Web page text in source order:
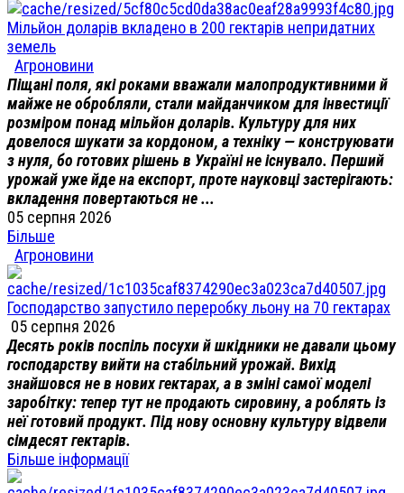
Мільйон доларів вкладено в 200 гектарів непридатних
земель
Агроновини
Піщані поля, які роками вважали малопродуктивними й
майже не обробляли, стали майданчиком для інвестиції
розміром понад мільйон доларів. Культуру для них
довелося шукати за кордоном, а техніку — конструювати
з нуля, бо готових рішень в Україні не існувало. Перший
урожай уже йде на експорт, проте науковці застерігають:
вкладення повертаються не ...
05 серпня 2026
Більше
Агроновини
Господарство запустило переробку льону на 70 гектарах
05 серпня 2026
Десять років поспіль посухи й шкідники не давали цьому
господарству вийти на стабільний урожай. Вихід
знайшовся не в нових гектарах, а в зміні самої моделі
заробітку: тепер тут не продають сировину, а роблять із
неї готовий продукт. Під нову основну культуру відвели
сімдесят гектарів.
Більше інформації